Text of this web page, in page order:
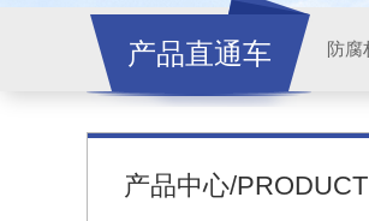
产品直通车
产品中心/PRODUCT